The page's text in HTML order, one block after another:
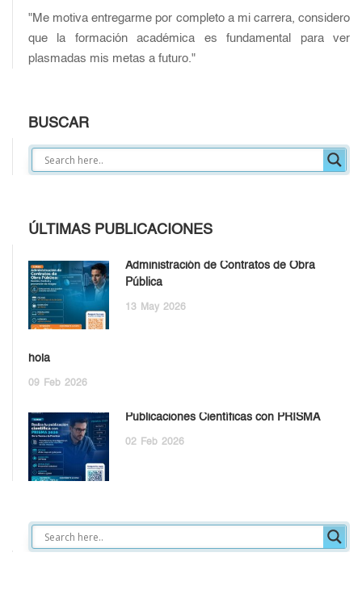
"Me motiva entregarme por completo a mi carrera, considero
que la formación académica es fundamental para ver
plasmadas mis metas a futuro."
BUSCAR
ÚLTIMAS PUBLICACIONES
Administración de Contratos de Obra
Pública
13 May 2026
hola
09 Feb 2026
Publicaciones Científicas con PRISMA
02 Feb 2026